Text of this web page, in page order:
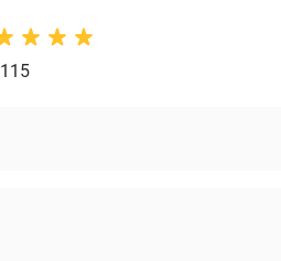
115